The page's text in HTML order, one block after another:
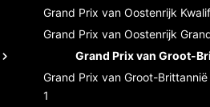
Grand Prix van Oostenrijk
Grand Prix van Oostenrijk
Grand Prix van Groot-
Grand Prix van Groot-Brittannië
1